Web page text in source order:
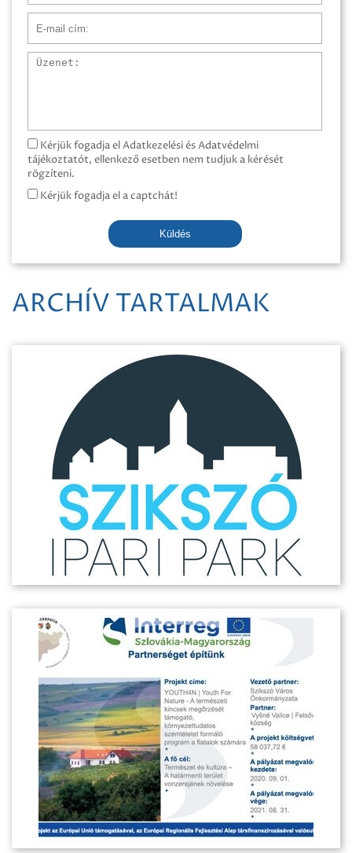
Üzenet
Kérjük fogadja el Adatkezelési és Adatvédelmi
tájékoztatót, ellenkező esetben nem tudjuk a kérését
rögzíteni.
Kérjük fogadja el a captchát!
Küldés
ARCHÍV TARTALMAK